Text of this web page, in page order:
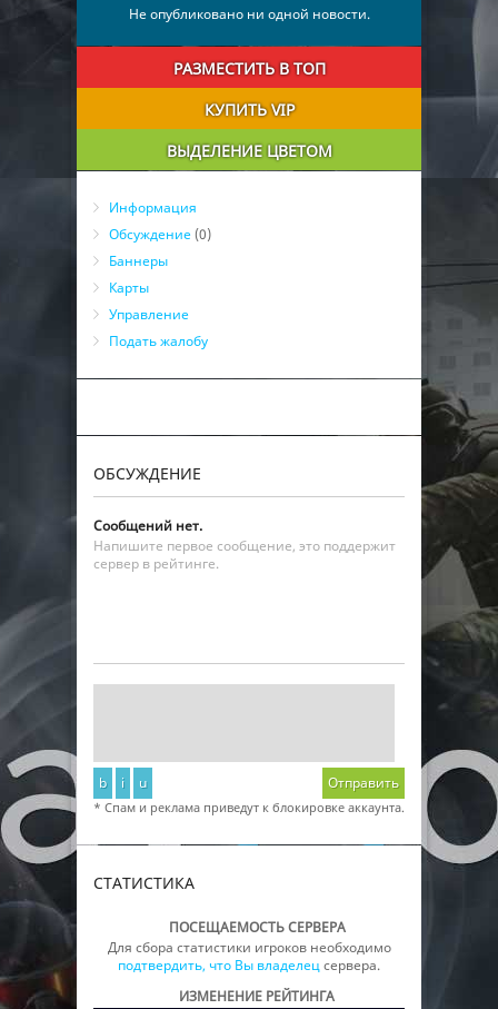
мотя
Не опубликовано ни одной новости.
РАЗМЕСТИТЬ В ТОП
КУПИТЬ VIP
ВЫДЕЛЕНИЕ ЦВЕТОМ
Информация
Обсуждение (0)
Баннеры
Карты
Управление
Подать жалобу
ОБСУЖДЕНИЕ
Сообщений нет.
Напишите первое сообщение, это поддержит
сервер в рейтинге.
b i u Отправить
* Спам и реклама приведут к блокировке аккаунта.
СТАТИСТИКА
ПОСЕЩАЕМОСТЬ СЕРВЕРА
Для сбора статистики игроков необходимо
подтвердить, что Вы владелецсервера.
ИЗМЕНЕНИЕ РЕЙТИНГА